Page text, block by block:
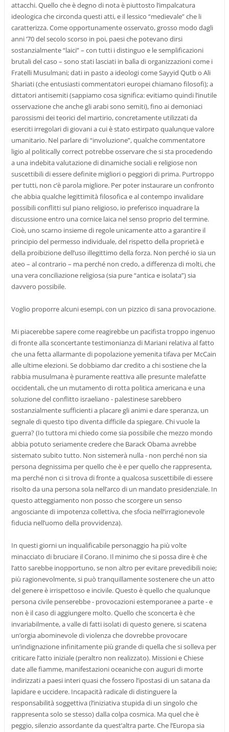
attacchi. Quello che è degno di nota è piuttosto l’impalcatura
ideologica che circonda questi atti, e il lessico “medievale” che li
caratterizza. Come opportunamente osservato, grosso modo dagli
anni ’70 del secolo scorso in poi, paesi che potevano dirsi
sostanzialmente “laici” – con tutti i distinguo e le semplificazioni
brutali del caso – sono stati lasciati in balìa di organizzazioni come i
Fratelli Musulmani; dati in pasto a ideologi come Sayyid Qutb o Ali
Shariati (che entusiasti commentatori europei chiamano filosofi); a
dittatori antisemiti (sappiamo cosa significa: evitiamo quindi l’inutile
osservazione che anche gli arabi sono semiti), fino ai demoniaci
parossismi dei teorici del martirio, concretamente utilizzati da
eserciti irregolari di giovani a cui è stato estirpato qualunque valore
umanitario. Nel parlare di “involuzione”, qualche commentatore
ligio al politically correct potrebbe osservare che si sta procedendo
a una indebita valutazione di dinamiche sociali e religiose non
suscettibili di essere definite migliori o peggiori di prima. Purtroppo
per tutti, non c’è parola migliore. Per poter instaurare un confronto
che abbia qualche legittimità filosofica e al contempo invalidare
possibili conflitti sul piano religioso, io preferisco inquadrare la
discussione entro una cornice laica nel senso proprio del termine.
Cioè, uno scarno insieme di regole unicamente atto a garantire il
principio del permesso individuale, del rispetto della proprietà e
della proibizione dell’uso illegittimo della forza. Non perché io sia un
ateo – al contrario – ma perché non credo, a differenza di molti, che
una vera conciliazione religiosa (sia pure “antica e isolata”) sia
davvero possibile.
Voglio proporre alcuni esempi, con un pizzico di sana provocazione.
Mi piacerebbe sapere come reagirebbe un pacifista troppo ingenuo
di fronte alla sconcertante testimonianza di Mariani relativa al fatto
che una fetta allarmante di popolazione yemenita tifava per McCain
alle ultime elezioni. Se dobbiamo dar credito a chi sostiene che la
rabbia musulmana è puramente reattiva alle presunte malefatte
occidentali, che un mutamento di rotta politica americana e una
soluzione del conflitto israeliano - palestinese sarebbero
sostanzialmente sufficienti a placare gli animi e dare speranza, un
segnale di questo tipo diventa difficile da spiegare. Chi vuole la
guerra? (Io tuttora mi chiedo come sia possibile che mezzo mondo
abbia potuto seriamente credere che Barack Obama avrebbe
sistemato subito tutto. Non sistemerà nulla - non perché non sia
persona degnissima per quello che è e per quello che rappresenta,
ma perché non ci si trova di fronte a qualcosa suscettibile di essere
risolto da una persona sola nell’arco di un mandato presidenziale. In
questo atteggiamento non posso che scorgere un senso
angosciante di impotenza collettiva, che sfocia nell’irragionevole
fiducia nell’uomo della provvidenza).
In questi giorni un inqualificabile personaggio ha più volte
minacciato di bruciare il Corano. Il minimo che si possa dire è che
l’atto sarebbe inopportuno, se non altro per evitare prevedibili noie;
più ragionevolmente, si può tranquillamente sostenere che un atto
del genere è irrispettoso e incivile. Questo è quello che qualunque
persona civile penserebbe - provocazioni estemporanee a parte - e
non è il caso di aggiungere molto. Quello che sconcerta è che
invariabilmente, a valle di fatti isolati di questo genere, si scatena
un’orgia abominevole di violenza che dovrebbe provocare
un’indignazione infinitamente più grande di quella che si solleva per
criticare l’atto iniziale (peraltro non realizzato). Missioni e Chiese
date alle fiamme, manifestazioni oceaniche con auguri di morte
indirizzati a paesi interi quasi che fossero l’ipostasi di un satana da
lapidare e uccidere. Incapacità radicale di distinguere la
responsabilità soggettiva (l’iniziativa stupida di un singolo che
rappresenta solo se stesso) dalla colpa cosmica. Ma quel che è
peggio, silenzio assordante da quest’altra parte. Che l’Europa sia